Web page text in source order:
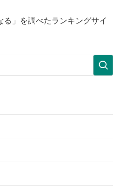
」を調べたランキングサイ